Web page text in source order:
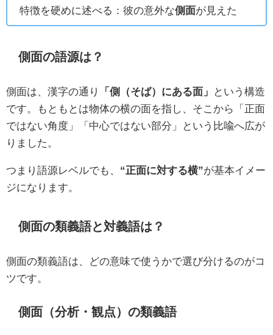
特徴を硬めに述べる：彼の意外な側面が見えた
側面の語源は？
側面は、漢字の通り 「側（そば）にある面」
という構造
です。もともとは物体の横の面を指し、そこから「正面
ではない角度」「中心ではない部分」という比喩へ広が
りました。
つまり語源レベルでも、 “正面に対する横”が基本イメー
ジになります。
側面の類義語と対義語は？
側面の類義語は、どの意味で使うかで選び分けるのがコ
ツです。
側面（分析・観点）の類義語